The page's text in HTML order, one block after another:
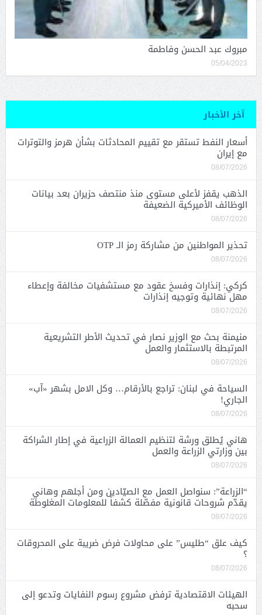
مبروك عبد الحسن وفاطمة
05/04/2023
آخر الأخبار
أسعار النفط تستقر مع تقييم المحادثات بشأن هرمز والتوترات
مع إيران
08/07/2026
الذهب يقفز لأعلى مستوى منذ منتصف حزيران بعد بيانات
الوظائف الأميركية الضعيفة
08/07/2026
تحذير المواطنين من مشاركة رمز الـ OTP
08/07/2026
كركي: إنذارات وفسخ عقود مع مستشفيات مخالفة وإعطاء
مهل نهائية وتوجيه إنذارات
08/07/2026
منيمنة بحث مع الوزير نصار في تحديث الأطر التشريعية
المرتبطة بالاستثمار والعمل
08/07/2026
السياحة في لبنان: تراجع بالأرقام… وكل الامل بشهر «آب»
الجاري!
08/07/2026
هاني يُطلق ورشة لتنظيم العمالة الزراعية في إطار الشراكة
بين وزارتي الزراعة والعمل
08/07/2026
“الزراعة”: سنواصل العمل مع الصيّادين ومن أجلهم وهاني
يقدّم شروحات قانونية مفصّلة كشفاً للمعلومات المغلوطة
08/07/2026
كيف علق “طليس” على محاولات فرض ضريبة على المحروقات
؟
08/07/2026
الهيئات الاقتصادية ترفض مشروع رسوم النفايات وتدعو إلى
سحبه